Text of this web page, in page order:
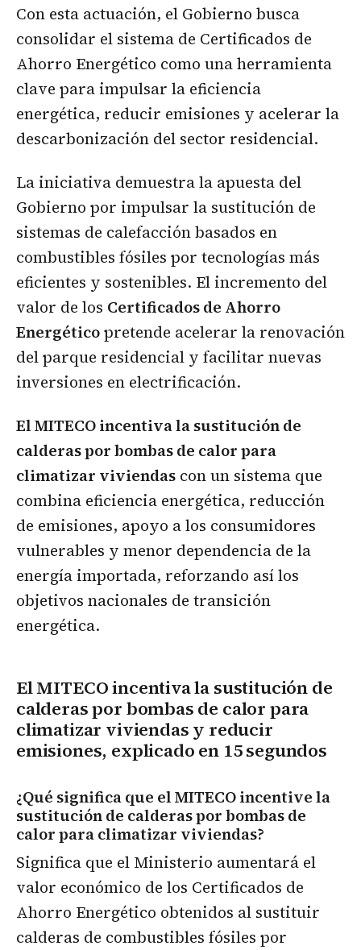
Con esta actuación, el Gobierno busca
consolidar el sistema de Certificados de
Ahorro Energético como una herramienta
clave para impulsar la eficiencia
energética, reducir emisiones y acelerar la
descarbonización del sector residencial.
La iniciativa demuestra la apuesta del
Gobierno por impulsar la sustitución de
sistemas de calefacción basados en
combustibles fósiles por tecnologías más
eficientes y sostenibles. El incremento del
valor de los Certificados de Ahorro
Energéticopretende acelerar la renovación
del parque residencial y facilitar nuevas
inversiones en electrificación.
El MITECO incentiva la sustitución de
calderas por bombas de calor para
climatizar viviendas con un sistema que
combina eficiencia energética, reducción
de emisiones, apoyo a los consumidores
vulnerables y menor dependencia de la
energía importada, reforzando así los
objetivos nacionales de transición
energética.
El MITECO incentiva la sustitución de
calderas por bombas de calor para
climatizar viviendas y reducir
emisiones, explicado en 15 segundos
¿Qué significa que el MITECO incentive la
sustitución de calderas por bombas de
calor para climatizar viviendas?
Significa que el Ministerio aumentará el
valor económico de los Certificados de
Ahorro Energético obtenidos al sustituir
calderas de combustibles fósiles por